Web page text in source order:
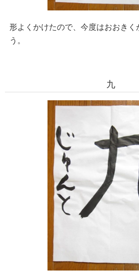
形よくかけたので、今度はおおきく
う。
九